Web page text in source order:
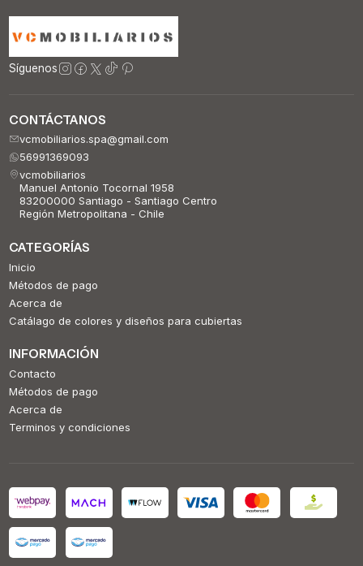
Síguenos
CONTÁCTANOS
vcmobiliarios.spa@gmail.com
56991369093
vcmobiliarios
Manuel Antonio Tocornal 1958
83200000 Santiago - Santiago Centro
Región Metropolitana - Chile
CATEGORÍAS
Inicio
Métodos de pago
Acerca de
Catálago de colores y diseños para cubiertas
INFORMACIÓN
Contacto
Métodos de pago
Acerca de
Terminos y condiciones